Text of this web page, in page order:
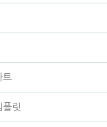
트
플릿